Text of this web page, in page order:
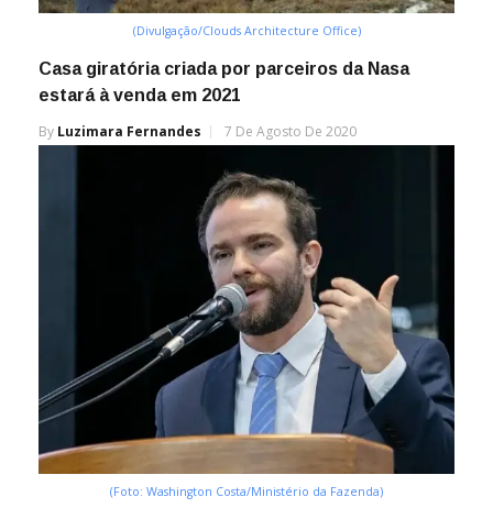
(Divulgação/Clouds Architecture Office)
Casa giratória criada por parceiros da Nasa
estará à venda em 2021
By Luzimara Fernandes 7 De Agosto De 2020
(Foto: Washington Costa/Ministério da Fazenda)